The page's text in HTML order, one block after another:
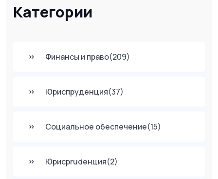
Категории
Финансы и право(209)
Юриспруденция(37)
Социальное обеспечение(15)
Юрисprudенция(2)